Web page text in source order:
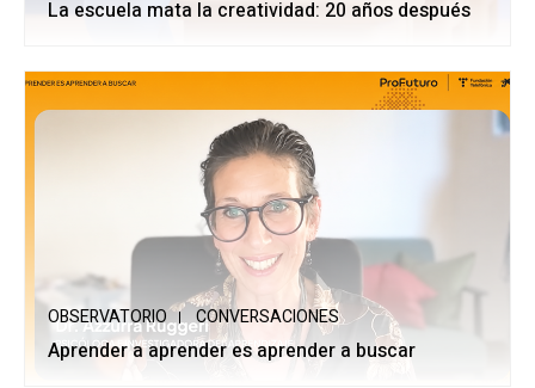
La escuela mata la creatividad: 20 años después
OBSERVATORIO CONVERSACIONES
Aprender a aprender es aprender a buscar